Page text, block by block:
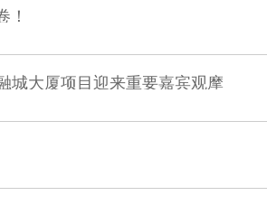
城大厦项目迎来重要嘉宾观摩